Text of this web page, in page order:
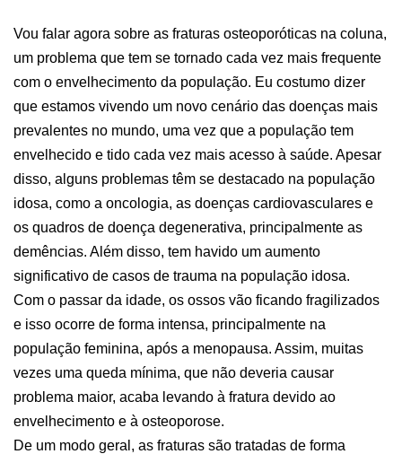
Vou falar agora sobre as fraturas osteoporóticas na coluna,
um problema que tem se tornado cada vez mais frequente
com o envelhecimento da população. Eu costumo dizer
que estamos vivendo um novo cenário das doenças mais
prevalentes no mundo, uma vez que a população tem
envelhecido e tido cada vez mais acesso à saúde. Apesar
disso, alguns problemas têm se destacado na população
idosa, como a oncologia, as doenças cardiovasculares e
os quadros de doença degenerativa, principalmente as
demências. Além disso, tem havido um aumento
significativo de casos de trauma na população idosa.
Com o passar da idade, os ossos vão ficando fragilizados
e isso ocorre de forma intensa, principalmente na
população feminina, após a menopausa. Assim, muitas
vezes uma queda mínima, que não deveria causar
problema maior, acaba levando à fratura devido ao
envelhecimento e à osteoporose.
De um modo geral, as fraturas são tratadas de forma